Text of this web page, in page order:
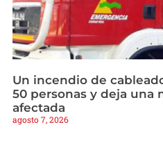
Un incendio de
50 personas y deja una
afectada
agosto 7, 2026